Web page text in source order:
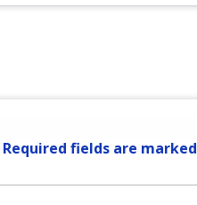
Required fields are marked